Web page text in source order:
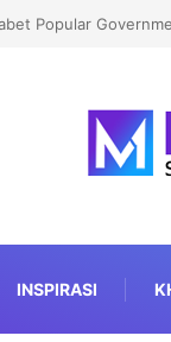
Popular
INSPIRASI